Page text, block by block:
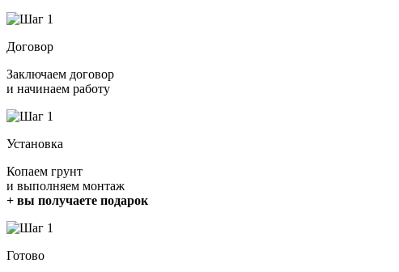
Договор
Заключаем договор
и начинаем работу
Установка
Копаем грунт
и выполняем монтаж
+ вы получаете подарок
Готово